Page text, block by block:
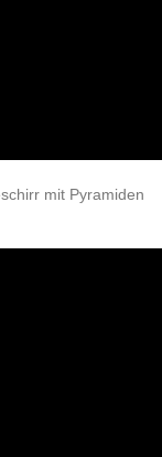
mit Pyramiden